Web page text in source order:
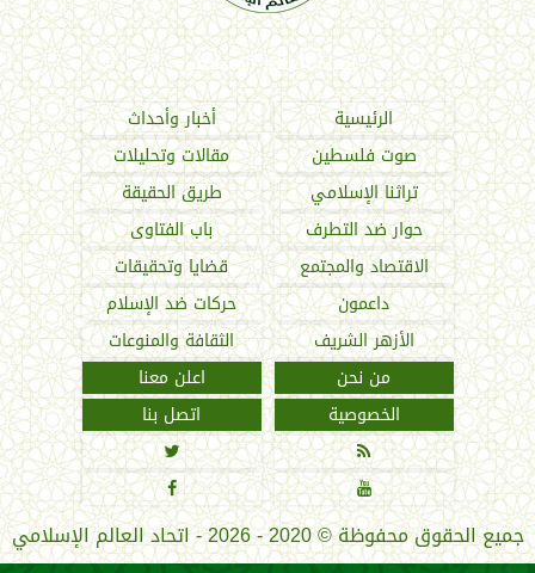
اتحاد العالم الإسلامي
الرئيسية
أخبار وأحداث
صوت فلسطين
مقالات وتحليلات
تراثنا الإسلامي
طريق الحقيقة
حوار ضد التطرف
باب الفتاوى
الاقتصاد والمجتمع
قضايا وتحقيقات
داعمون
حركات ضد الإسلام
الأزهر الشريف
الثقافة والمنوعات
من نحن
اعلن معنا
الخصوصية
اتصل بنا




جميع الحقوق محفوظة©2020 - 2026 - اتحاد العالم الإسلامي